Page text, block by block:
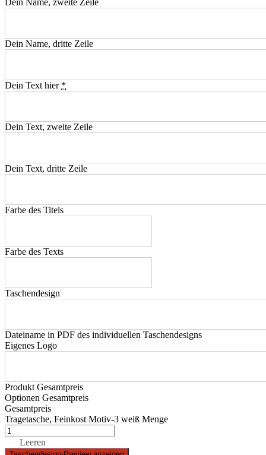
Dein Name, zweite Zeile
Dein Name, dritte Zeile
Dein Text hier *
Dein Text, zweite Zeile
Dein Text, dritte Zeile
Farbe des Titels
Farbe des Texts
Taschendesign
Dateiname in PDF des individuellen Taschendesigns
Eigenes Logo
Produkt Gesamtpreis
Optionen Gesamtpreis
Gesamtpreis
Tragetasche, Feinkost Motiv-3 weiß Menge
Leeren